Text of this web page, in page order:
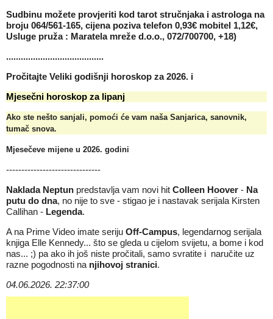
Sudbinu možete provjeriti kod tarot stručnjaka i astrologa na
broju 064/561-165, cijena poziva telefon 0,93€ mobitel 1,12€,
Usluge pruža : Maratela mreže d.o.o., 072/700700, +18)
........................................
Pročitajte Veliki godišnji horoskop za 2026. i
Mjesečni horoskop za lipanj
Ako ste nešto sanjali, pomoći će vam naša Sanjarica, sanovnik,
tumač snova.
Mjesečeve mijene u 2026. godini
-------------------------------
Naklada Neptun predstavlja vam novi hit Colleen Hoover - Na
putu do dna, no nije to sve - stigao je i nastavak serijala Kirsten
Callihan - Legenda.
A na Prime Video imate seriju Off-Campus, legendarnog serijala
knjiga Elle Kennedy... što se gleda u cijelom svijetu, a bome i kod
nas... ;) pa ako ih još niste pročitali, samo svratite i naručite uz
razne pogodnosti na njihovoj stranici.
04.06.2026. 22:37:00